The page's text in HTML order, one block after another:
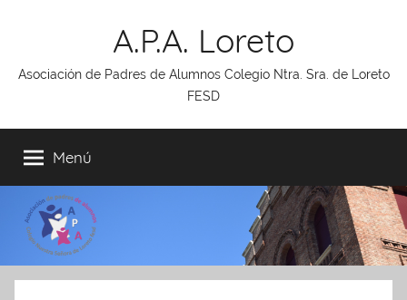
A.P.A. Loreto
Asociación de Padres de Alumnos Colegio Ntra. Sra. de Loreto
FESD
Menú